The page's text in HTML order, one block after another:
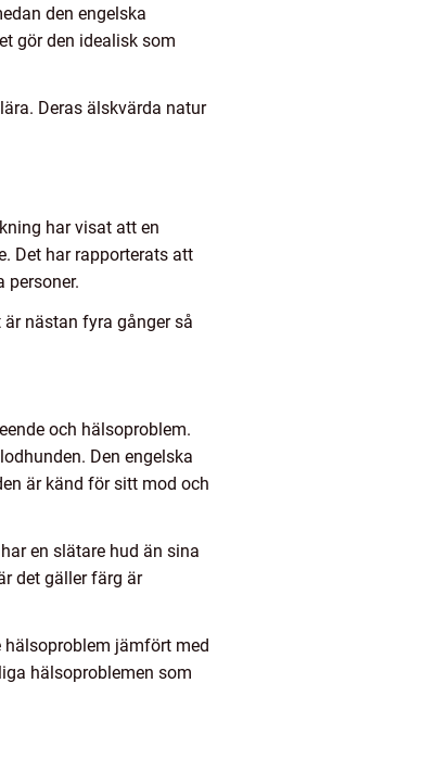
den engelska
gör den idealisk som
Deras älskvärda natur
har visat att en
Det har rapporterats att
personer.
nästan fyra gånger så
och hälsoproblem.
Den engelska
är känd för sitt mod och
en slätare hud än sina
det gäller färg är
hälsoproblem jämfört med
hälsoproblemen som